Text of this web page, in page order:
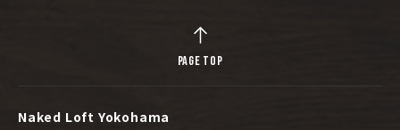
Naked Loft Yokohama
PAGE TOP